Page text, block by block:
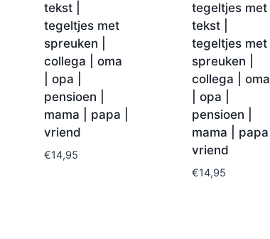
tekst |
tegeltjes met
spreuken |
collega | oma
| opa |
pensioen |
mama | papa |
vriend
€14,95
tegeltjes met
tekst |
tegeltjes met
spreuken |
collega | oma
| opa |
pensioen |
mama | papa |
vriend
€14,95